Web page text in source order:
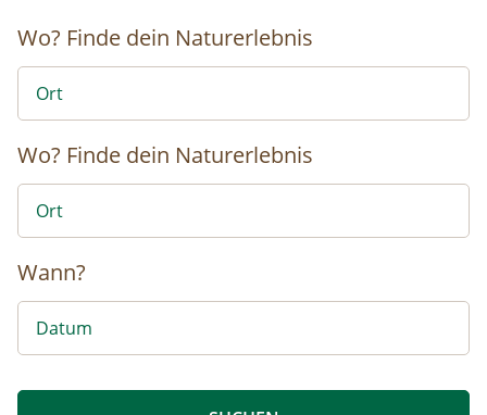
Wo? Finde dein Naturerlebnis
Wo? Finde dein Naturerlebnis
Wann?